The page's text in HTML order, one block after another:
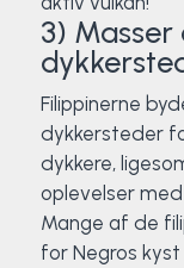
3)
Filippinerne
dykkersteder
dykkere,
oplevelser med
Mange af de
for Negros